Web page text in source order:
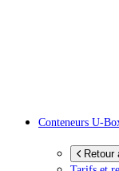
Conteneurs U-
Retour